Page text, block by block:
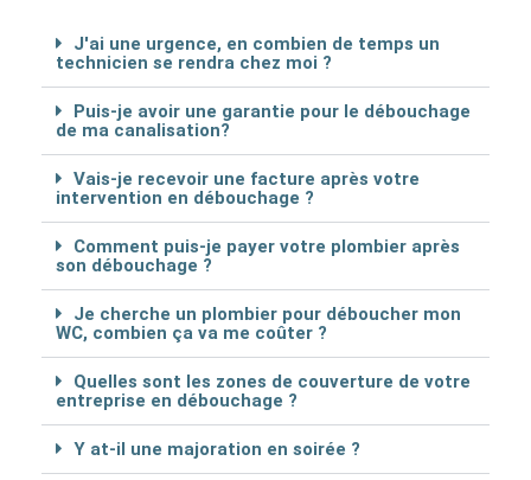
J'ai une urgence, en combien de temps un
technicien se rendra chez moi ?
Puis-je avoir une garantie pour le débouchage
de ma canalisation?
Vais-je recevoir une facture après votre
intervention en débouchage ?
Comment puis-je payer votre plombier après
son débouchage ?
Je cherche un plombier pour déboucher mon
WC, combien ça va me coûter ?
Quelles sont les zones de couverture de votre
entreprise en débouchage ?
Y at-il une majoration en soirée ?